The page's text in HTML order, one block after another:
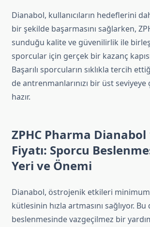
Dianabol, kullanıcıların hedeflerini
bir şekilde başarmasını sağlarken,
sunduğu kalite ve güvenilirlik ile
sporcular için gerçek bir kazanç
Başarılı sporcuların sıklıkla tercih
de antrenmanlarınızı bir üst seviyeye
hazır.
ZPHC Pharma Dianabol
Fiyatı: Sporcu
Yeri ve Önemi
Dianabol, östrojenik etkileri
kütlesinin hızla artmasını sağlıyor.
beslenmesinde vazgeçilmez bir